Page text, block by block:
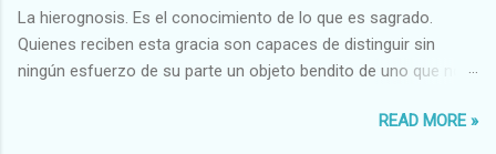
Armonioso-Inarmonioso 4 RELIGIOSOS Santo-Pr...
La hierognosis. Es el conocimiento de lo que es sagrado.
Quienes reciben esta gracia son capaces de distinguir sin
ningún esfuerzo de su parte un objeto bendito de uno que no
READ MORE »